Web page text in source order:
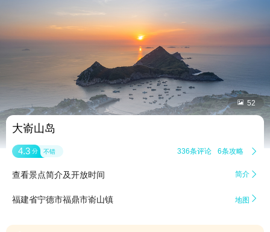
 52
大嵛山岛
4.3 分 不错 336条评论 6条攻略 
查看景点简介及开放时间 简介 
福建省宁德市福鼎市嵛山镇 地图 